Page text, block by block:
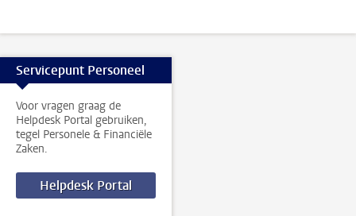
Servicepunt Personeel
Voor vragen graag de
Helpdesk Portal gebruiken,
tegel Personele & Financiële
Zaken.
Helpdesk Portal